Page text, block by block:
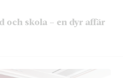
och skola – en dyr affär